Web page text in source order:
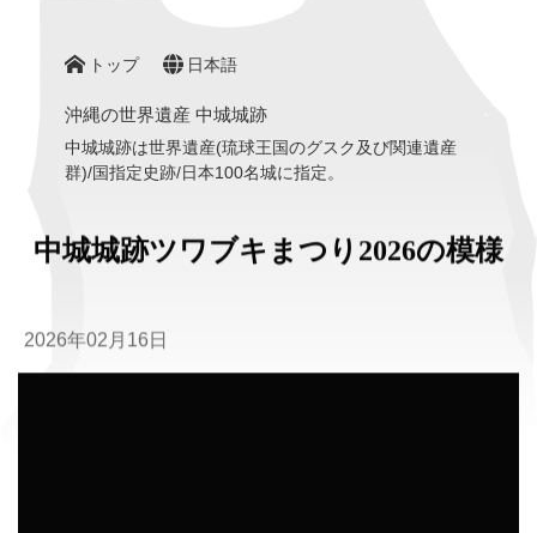
トップ 日本語
沖縄の世界遺産 中城城跡
中城城跡は世界遺産(琉球王国のグスク及び関連遺産
群)/国指定史跡/日本100名城に指定。
中城城跡ツワブキまつり2026の模様
2026年02月16日